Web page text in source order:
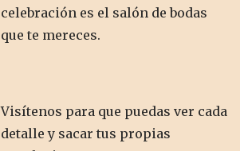
celebración es el salón de bodas
que te mereces.
Visítenos para que puedas ver cada
detalle y sacar tus propias